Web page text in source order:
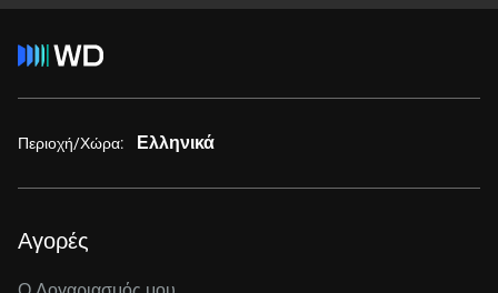
Περιοχή/Χώρα: Ελληνικά
Αγορές